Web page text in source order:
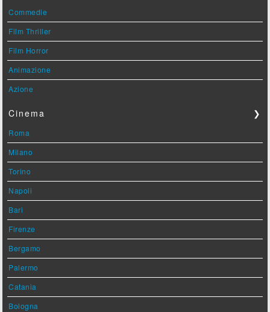
Commedie
Film Thriller
Film Horror
Animazione
Azione
Cinema ❯
Roma
Milano
Torino
Napoli
Bari
Firenze
Bergamo
Palermo
Catania
Bologna